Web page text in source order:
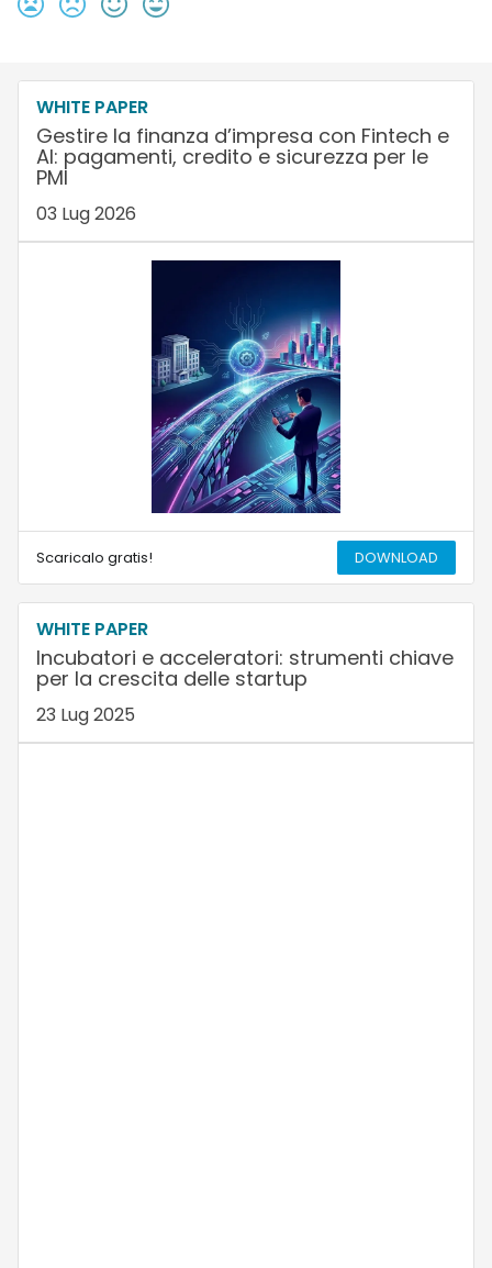
WHITE PAPER
Gestire la finanza d’impresa con Fintech e
AI: pagamenti, credito e sicurezza per le
PMI
03 Lug 2026
Scaricalo gratis! DOWNLOAD
WHITE PAPER
Incubatori e acceleratori: strumenti chiave
per la crescita delle startup
23 Lug 2025